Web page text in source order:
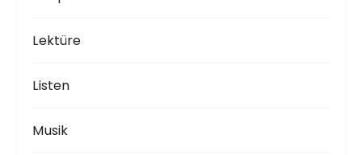
Lektüre
Listen
Musik